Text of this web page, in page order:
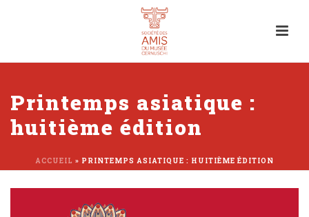
Printemps asiatique :
huitième édition
ACCUEIL » PRINTEMPS ASIATIQUE : HUITIÈME ÉDITION